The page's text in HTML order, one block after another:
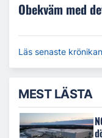
Obekväm med
Läs senaste krönikan
MEST LÄSTA